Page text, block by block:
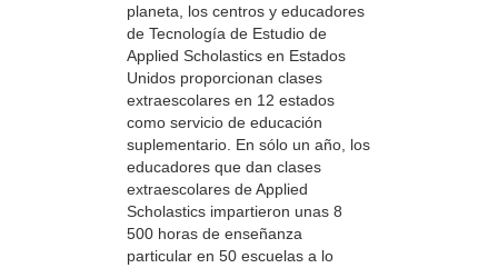
planeta, los centros y educadores
de Tecnología de Estudio de
Applied Scholastics en Estados
Unidos proporcionan clases
extraescolares en 12 estados
como servicio de educación
suplementario. En sólo un año, los
educadores que dan clases
extraescolares de Applied
Scholastics impartieron unas 8
500 horas de enseñanza
particular en 50 escuelas a lo